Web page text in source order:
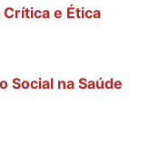
e Ética
Social na Saúde